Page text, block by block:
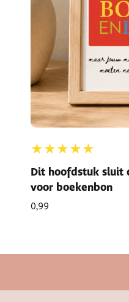
★★★★★
Dit hoofdstuk sluit
voor boekenbon
0,99